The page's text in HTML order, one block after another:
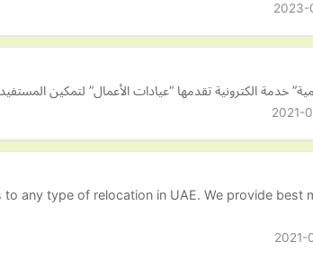
2023-
خدمة الكترونية تقدمها “عيادات الأعمال” لتمكين
2021-
any type of relocation in UAE. We provide best
2021-